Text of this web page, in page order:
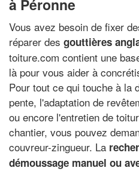
à Péronne
Vous avez besoin de fixer
réparer des gouttières
toiture.com contient une
là pour vous aider à
Pour tout ce qui touche à la
pente, l'adaptation de
ou encore l'entretien de
chantier, vous pouvez
couvreur-zingueur. La
démoussage manuel ou